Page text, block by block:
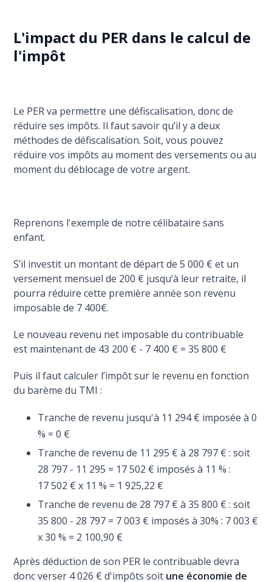
L'impact du PER dans le calcul de
l'impôt
Le PER va permettre une défiscalisation, donc de
réduire ses impôts. Il faut savoir qu’il y a deux
méthodes de défiscalisation. Soit, vous pouvez
réduire vos impôts au moment des versements ou au
moment du déblocage de votre argent.
Reprenons l'exemple de notre célibataire sans
enfant.
S’il investit un montant de départ de 5 000 € et un
versement mensuel de 200 € jusqu’à leur retraite, il
pourra réduire cette première année son revenu
imposable de 7 400€.
Le nouveau revenu net imposable du contribuable
est maintenant de 43 200 € - 7 400 € = 35 800 €
Puis il faut calculer l’impôt sur le revenu en fonction
du barème du TMI :
Tranche de revenu jusqu'à 11 294 € imposée à 0
% = 0 €
Tranche de revenu de 11 295 € à 28 797 € : soit
28 797 - 11 295 = 17 502 € imposés à 11 % :
17 502 € x 11 % = 1 925,22 €
Tranche de revenu de 28 797 € à 35 800 € : soit
35 800 - 28 797 = 7 003 € imposés à 30% : 7 003 €
x 30 % = 2 100,90 €
Après déduction de son PER le contribuable devra
donc verser 4 026 € d'impôts soit une économie de